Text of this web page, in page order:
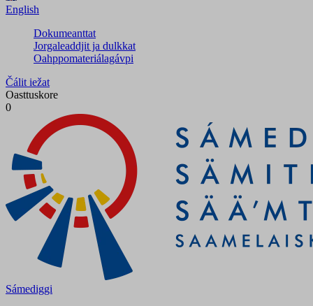
English
Dokumeanttat
Jorgaleaddjit ja dulkkat
Oahppomateriálagávpi
Čálit iežat
Oasttuskore
0
Sámediggi